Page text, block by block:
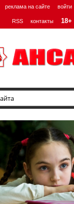
реклама на сайте войти
RSS контакты 18+